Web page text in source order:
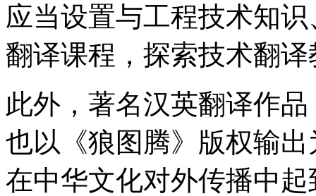
应当设置与工程技术知
翻译课程，探索技术翻
此外，著名汉英翻译作
也以《狼图腾》版权输
在中华文化对外传播中